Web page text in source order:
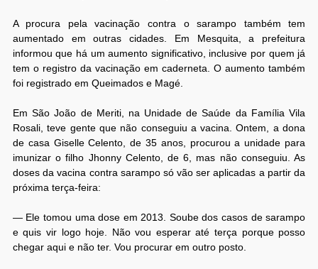
A procura pela vacinação contra o sarampo também tem
aumentado em outras cidades. Em Mesquita, a prefeitura
informou que há um aumento significativo, inclusive por quem já
tem o registro da vacinação em caderneta. O aumento também
foi registrado em Queimados e Magé.
Em São João de Meriti, na Unidade de Saúde da Família Vila
Rosali, teve gente que não conseguiu a vacina. Ontem, a dona
de casa Giselle Celento, de 35 anos, procurou a unidade para
imunizar o filho Jhonny Celento, de 6, mas não conseguiu. As
doses da vacina contra sarampo só vão ser aplicadas a partir da
próxima terça-feira:
— Ele tomou uma dose em 2013. Soube dos casos de sarampo
e quis vir logo hoje. Não vou esperar até terça porque posso
chegar aqui e não ter. Vou procurar em outro posto.